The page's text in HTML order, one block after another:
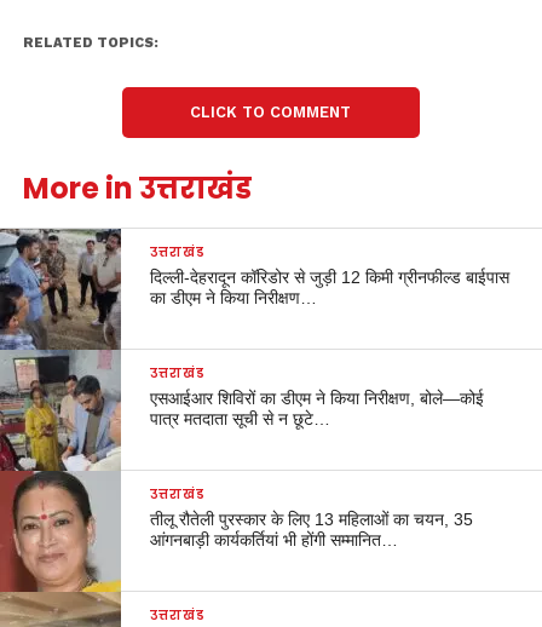
RELATED TOPICS:
CLICK TO COMMENT
More in उत्तराखंड
उत्तराखंड
दिल्ली-देहरादून कॉरिडोर से जुड़ी 12 किमी ग्रीनफील्ड बाईपास
का डीएम ने किया निरीक्षण…
उत्तराखंड
एसआईआर शिविरों का डीएम ने किया निरीक्षण, बोले—कोई
पात्र मतदाता सूची से न छूटे…
उत्तराखंड
तीलू रौतेली पुरस्कार के लिए 13 महिलाओं का चयन, 35
आंगनबाड़ी कार्यकर्तियां भी होंगी सम्मानित…
उत्तराखंड